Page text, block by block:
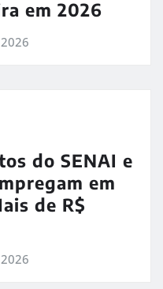
em 2026
do SENAI e
em
de R$